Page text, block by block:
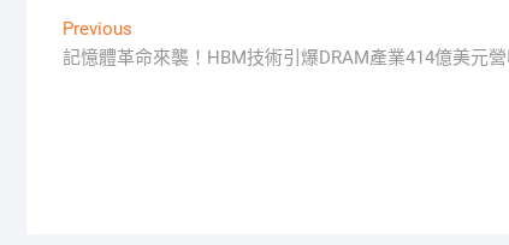
文
章
Previous
post:
記憶體革命來襲！HBM技術引爆DRAM產業414億美元